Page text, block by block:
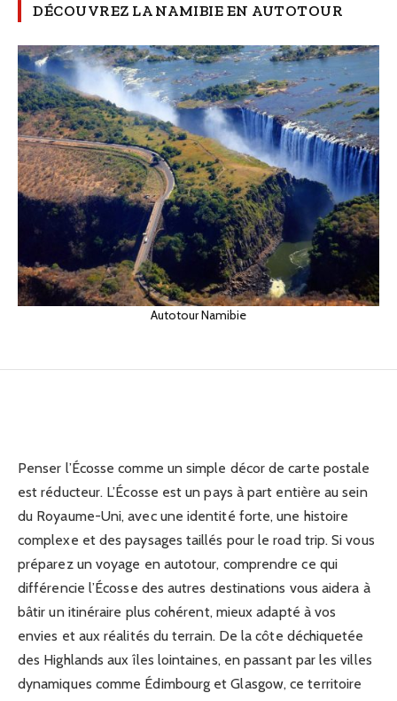
DÉCOUVREZ LA NAMIBIE EN AUTOTOUR
Autotour Namibie
EUROPE
écosse pays guide ultime pour
Penser l’Écosse comme un simple décor de carte postale
est réducteur. L’Écosse est un pays à part entière au sein
du Royaume-Uni, avec une identité forte, une histoire
complexe et des paysages taillés pour le road trip. Si vous
préparez un voyage en autotour, comprendre ce qui
différencie l’Écosse des autres destinations vous aidera à
bâtir un itinéraire plus cohérent, mieux adapté à vos
envies et aux réalités du terrain. De la côte déchiquetée
des Highlands aux îles lointaines, en passant par les villes
dynamiques comme Édimbourg et Glasgow, ce territoire